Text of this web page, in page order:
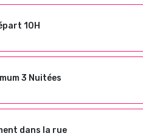
10H
3 Nuitées
dans la rue